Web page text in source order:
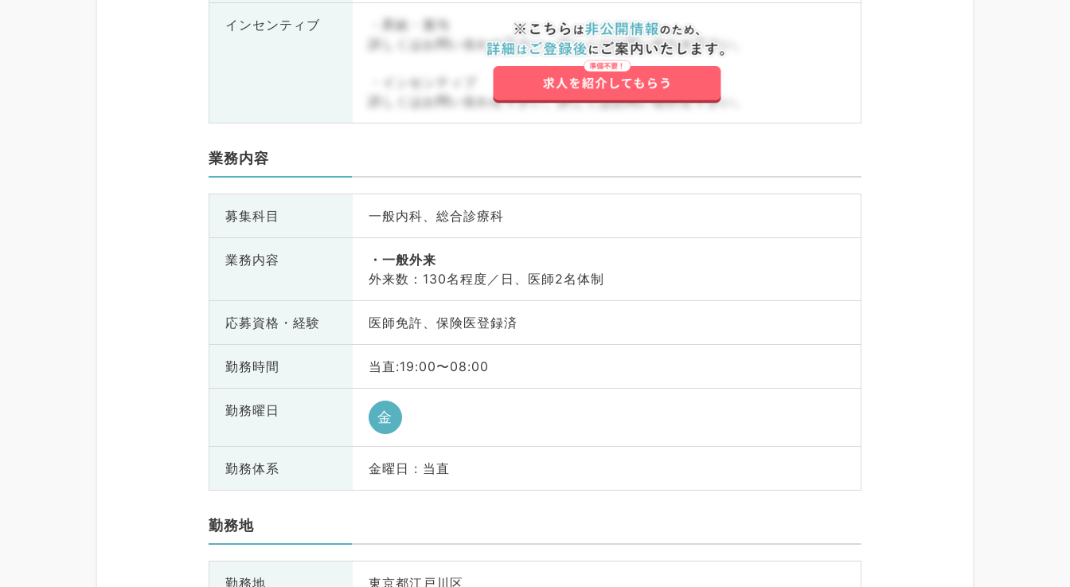
インセンティブ
・昇給・賞与
詳しくはお問い合わせ下さい。詳しくはお問い合わせ下さい。
・インセンティブ
詳しくはお問い合わせ下さい。詳しくはお問い合わせ下さい。
業務内容
募集科目 一般内科、総合診療科
業務内容
一般外来
外来数：130名程度／日、医師2名体制
応募資格・ 経験 医師免許、保険医登録済
勤務時間 当直:19:00〜08:00
勤務曜日 金
勤務体系 金曜日 : 当直
勤務地
勤務地 東京都江戸川区